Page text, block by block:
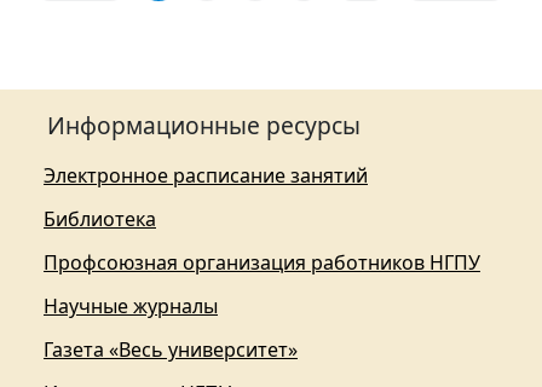
Информационные ресурсы
Электронное расписание занятий
Библиотека
Профсоюзная организация работников НГПУ
Научные журналы
Газета «Весь университет»